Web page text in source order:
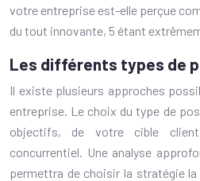
votre entreprise est-elle perçue
du tout innovante, 5 étant
Les différents types de
Il existe plusieurs approches
entreprise. Le choix du type de
objectifs, de votre cible
concurrentiel. Une analyse
permettra de choisir la stratégie